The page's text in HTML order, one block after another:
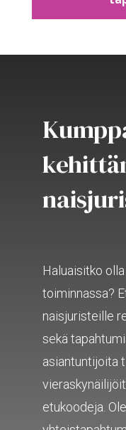
Haluaisitko
toiminnassa?
naisjuristeille
sekä
asiantuntijoita
etukoodeja.